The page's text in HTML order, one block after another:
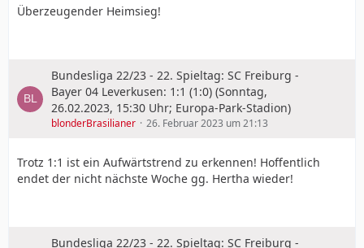
Überzeugender Heimsieg!
Bundesliga 22/23 - 22. Spieltag: SC Freiburg -
Bayer 04 Leverkusen: 1:1 (1:0) (Sonntag,
26.02.2023, 15:30 Uhr; Europa-Park-Stadion)
blonderBrasilianer 26. Februar 2023 um 21:13
Trotz 1:1 ist ein Aufwärtstrend zu erkennen! Hoffentlich
endet der nicht nächste Woche gg. Hertha wieder!
Bundesliga 22/23 - 22. Spieltag: SC Freiburg -